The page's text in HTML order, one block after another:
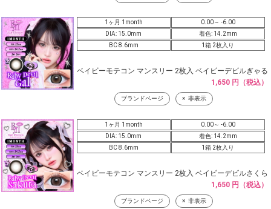
1ヶ月 1month
0.00～ -6.00
DIA: 15.0mm
着色: 14.2mm
BC 8.6mm
1箱 2枚入り
ベイビーモテコン マンスリー 2枚入 ベイビーデビルぎゃる
1,650 円（税込）
ブランドページ 非表示
1ヶ月 1month
0.00～ -6.00
DIA: 15.0mm
着色: 14.2mm
BC 8.6mm
1箱 2枚入り
ベイビーモテコン マンスリー 2枚入 ベイビーデビルさくら
1,650 円（税込）
ブランドページ 非表示